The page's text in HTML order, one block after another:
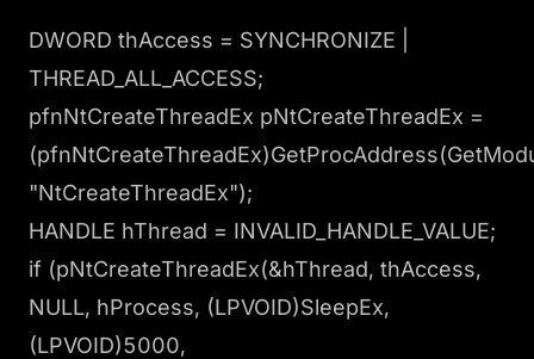
DWORD thAccess = SYNCHRONIZE |
THREAD_ALL_ACCESS;
pfnNtCreateThreadEx pNtCreateThreadEx =
"NtCreateThreadEx");
HANDLE hThread = INVALID_HANDLE_VALUE;
if (pNtCreateThreadEx(&hThread, thAccess,
NULL, hProcess, (LPVOID)SleepEx,
(LPVOID)5000,